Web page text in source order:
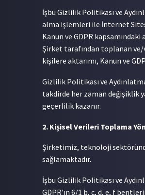
İşbu Gizlilik Politikası ve
alma işlemleri ile İnternet
Kanun ve GDPR
Şirket tarafından toplanan ve/
kişilere aktarımı, Kanun ve
Gizlilik Politikası ve
takdirde her zaman değişiklik
geçerlilik kazanır.
2. Kişisel Verileri Toplama
Şirketimiz, teknoloji
sağlamaktadır.
İşbu Gizlilik Politikası ve
GDPR’ın 6/1 b, c, d, e, f